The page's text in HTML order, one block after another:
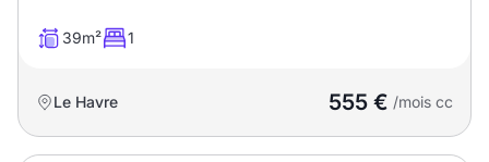
39m² 1
Le Havre 555 € /mois cc